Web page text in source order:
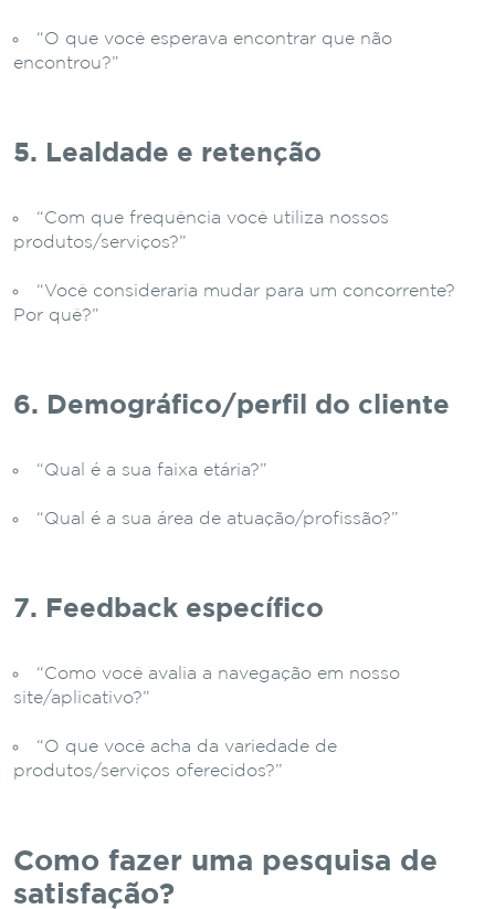
“O que você esperava encontrar que não
encontrou?”
5. Lealdade e retenção
“Com que frequência você utiliza nossos
produtos/serviços?”
“Você consideraria mudar para um concorrente?
Por quê?”
6. Demográfico/perfil do cliente
“Qual é a sua faixa etária?”
“Qual é a sua área de atuação/profissão?”
7. Feedback específico
“Como você avalia a navegação em nosso
site/aplicativo?”
“O que você acha da variedade de
produtos/serviços oferecidos?”
Como fazer uma pesquisa de
satisfação?